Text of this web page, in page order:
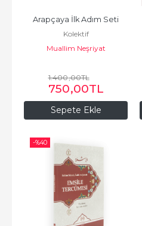
Sepete Ekle
Arapçaya İlk Adım Seti
Kolektif
Muallim Neşriyat
1.400,00TL
750,00TL
-%40